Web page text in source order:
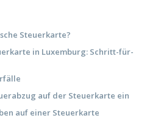
Steuerkarte?
in Luxemburg: Schritt-für-
auf der Steuerkarte ein
auf einer Steuerkarte